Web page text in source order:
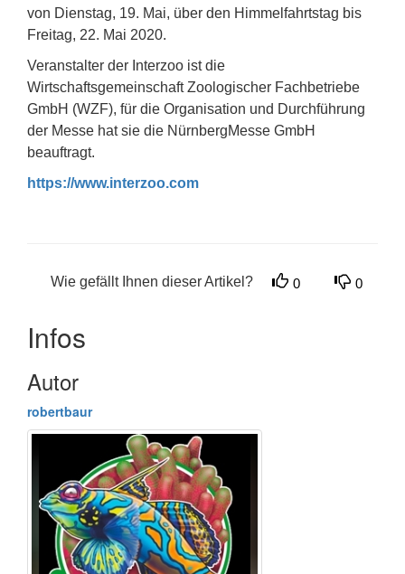
von Dienstag, 19. Mai, über den Himmelfahrtstag bis
Freitag, 22. Mai 2020.
Veranstalter der Interzoo ist die
Wirtschaftsgemeinschaft Zoologischer Fachbetriebe
GmbH (WZF), für die Organisation und Durchführung
der Messe hat sie die NürnbergMesse GmbH
beauftragt.
https://www.interzoo.com
Wie gefällt Ihnen dieser Artikel? 0 0
Infos
Autor
robertbaur